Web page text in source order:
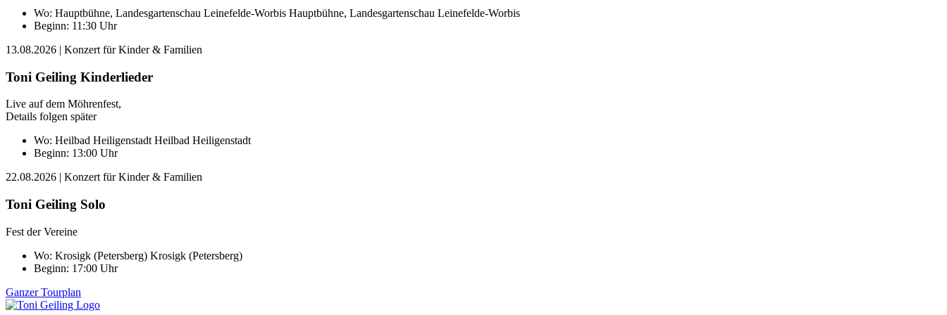
Wo: Hauptbühne, Landesgartenschau Leinefelde-Worbis Hauptbühne, Landesgartenschau Leinefelde-Worbis
Beginn: 11:30 Uhr
13.08.2026 | Konzert für Kinder & Familien
Toni Geiling Kinderlieder
Live auf dem Möhrenfest,
Details folgen später
Wo: Heilbad Heiligenstadt Heilbad Heiligenstadt
Beginn: 13:00 Uhr
22.08.2026 | Konzert für Kinder & Familien
Toni Geiling Solo
Fest der Vereine
Wo: Krosigk (Petersberg) Krosigk (Petersberg)
Beginn: 17:00 Uhr
Ganzer Tourplan